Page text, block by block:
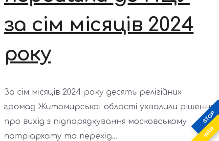
STOP
WAR
за сім місяців 2024
року
За сім місяців 2024 року десять релігійних
громад Житомирської області ухвалили рішення
про вихід з підпорядкування московському
патріархату та перехід...